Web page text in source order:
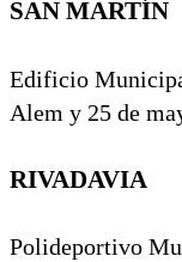
SAN MARTÍN
Edificio
Alem y 25 de
RIVADAVIA
Polideportivo